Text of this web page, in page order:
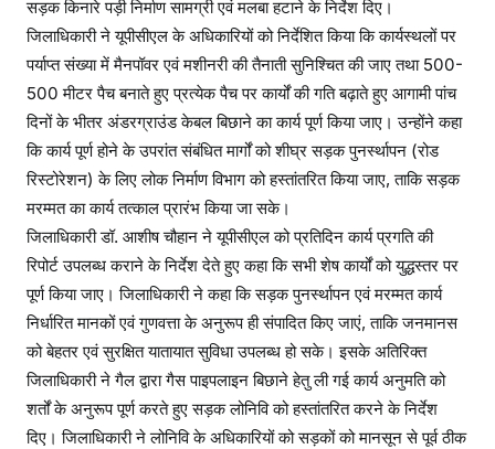
सड़क किनारे पड़ी निर्माण सामग्री एवं मलबा हटाने के निर्देश दिए।
जिलाधिकारी ने यूपीसीएल के अधिकारियों को निर्देशित किया कि कार्यस्थलों पर
पर्याप्त संख्या में मैनपॉवर एवं मशीनरी की तैनाती सुनिश्चित की जाए तथा 500-
500 मीटर पैच बनाते हुए प्रत्येक पैच पर कार्यों की गति बढ़ाते हुए आगामी पांच
दिनों के भीतर अंडरग्राउंड केबल बिछाने का कार्य पूर्ण किया जाए। उन्होंने कहा
कि कार्य पूर्ण होने के उपरांत संबंधित मार्गों को शीघ्र सड़क पुनर्स्थापन (रोड
रिस्टोरेशन) के लिए लोक निर्माण विभाग को हस्तांतरित किया जाए, ताकि सड़क
मरम्मत का कार्य तत्काल प्रारंभ किया जा सके।
जिलाधिकारी डॉ. आशीष चौहान ने यूपीसीएल को प्रतिदिन कार्य प्रगति की
रिपोर्ट उपलब्ध कराने के निर्देश देते हुए कहा कि सभी शेष कार्यों को युद्धस्तर पर
पूर्ण किया जाए। जिलाधिकारी ने कहा कि सड़क पुनर्स्थापन एवं मरम्मत कार्य
निर्धारित मानकों एवं गुणवत्ता के अनुरूप ही संपादित किए जाएं, ताकि जनमानस
को बेहतर एवं सुरक्षित यातायात सुविधा उपलब्ध हो सके। इसके अतिरिक्त
जिलाधिकारी ने गैल द्वारा गैस पाइपलाइन बिछाने हेतु ली गई कार्य अनुमति को
शर्तों के अनुरूप पूर्ण करते हुए सड़क लोनिवि को हस्तांतरित करने के निर्देश
दिए। जिलाधिकारी ने लोनिवि के अधिकारियों को सड़कों को मानसून से पूर्व ठीक